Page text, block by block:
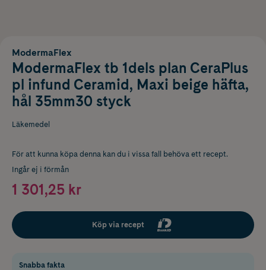
ModermaFlex
ModermaFlex tb 1dels plan CeraPlus
pl infund Ceramid, Maxi beige häfta,
hål 35mm30 styck
Läkemedel
För att kunna köpa denna kan du i vissa fall behöva ett recept.
Ingår ej i förmån
1 301,25 kr
Köp via recept
Snabba fakta